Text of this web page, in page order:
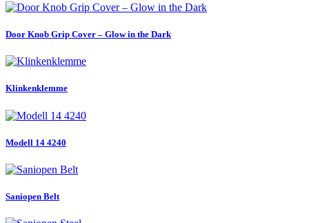
Door Knob Grip Cover – Glow in the Dark
Klinkenklemme
Modell 14 4240
Saniopen Belt